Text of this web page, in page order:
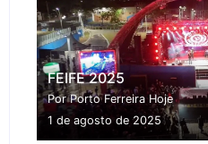
FEIFE 2025
Por Porto Ferreira Hoje
1 de agosto de 2025